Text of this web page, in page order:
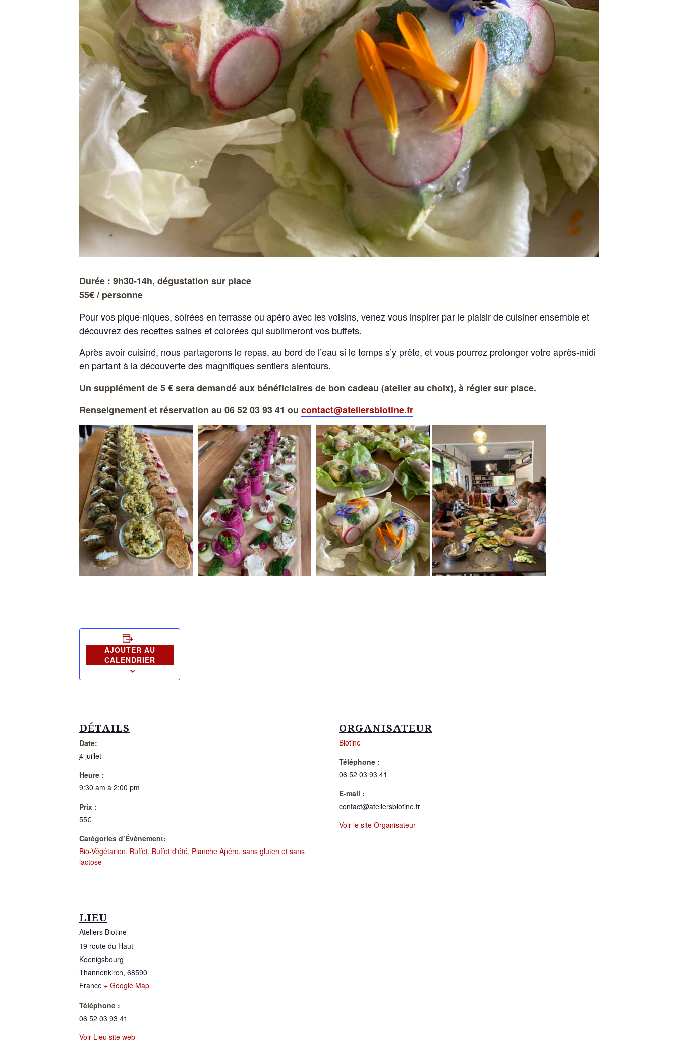
Durée : 9h30-14h, dégustation sur place
55€ / personne
Pour vos pique-niques, soirées en terrasse ou apéro avec les voisins, venez vous inspirer par le plaisir de cuisiner ensemble et
découvrez des recettes saines et colorées qui sublimeront vos buffets.
Après avoir cuisiné, nous partagerons le repas, au bord de l’eau si le temps s’y prête, et vous pourrez prolonger votre après-midi
en partant à la découverte des magnifiques sentiers alentours.
Un supplément de 5 € sera demandé aux bénéficiaires de bon cadeau (atelier au choix), à régler sur place.
Renseignement et réservation au 06 52 03 93 41 ou contact@ateliersbiotine.fr
AJOUTER AU
CALENDRIER
DÉTAILS
Date:
4 juillet
Heure :
9:30 am à 2:00 pm
Prix :
55€
Catégories d’Évènement:
Bio-Végétarien, Buffet, Buffet d'été, Planche Apéro, sans gluten et sans
lactose
ORGANISATEUR
Biotine
Téléphone :
06 52 03 93 41
E-mail :
contact@ateliersbiotine.fr
Voir le site Organisateur
LIEU
Ateliers Biotine
19 route du Haut-
Koenigsbourg
Thannenkirch, 68590
France + Google Map
Téléphone :
06 52 03 93 41
Voir Lieu site web